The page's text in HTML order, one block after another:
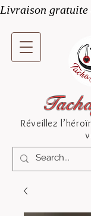
Réveillez
Livraison